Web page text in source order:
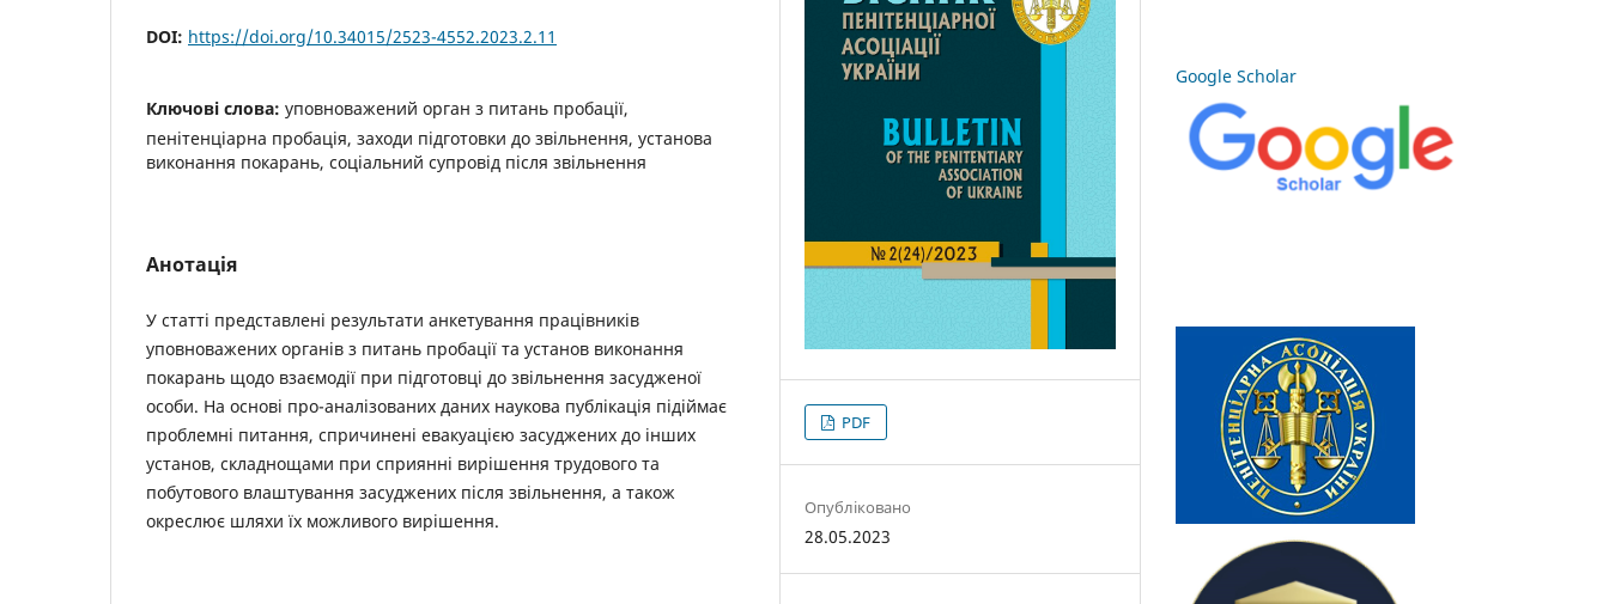
DOI: https://doi.org/10.34015/2523-4552.2023.2.11
Ключові слова: уповноважений орган з питань пробації,
пенітенціарна пробація, заходи підготовки до звільнення, установа
виконання покарань, соціальний супровід після звільнення
Анотація
У статті представлені результати анкетування працівників
уповноважених органів з питань пробації та установ виконання
покарань щодо взаємодії при підготовці до звільнення засудженої
особи. На основі про-аналізованих даних наукова публікація підіймає
проблемні питання, спричинені евакуацією засуджених до інших
установ, складнощами при сприянні вирішення трудового та
побутового влаштування засуджених після звільнення, а також
окреслює шляхи їх можливого вирішення.
PDF
Опубліковано
28.05.2023
Google Scholar